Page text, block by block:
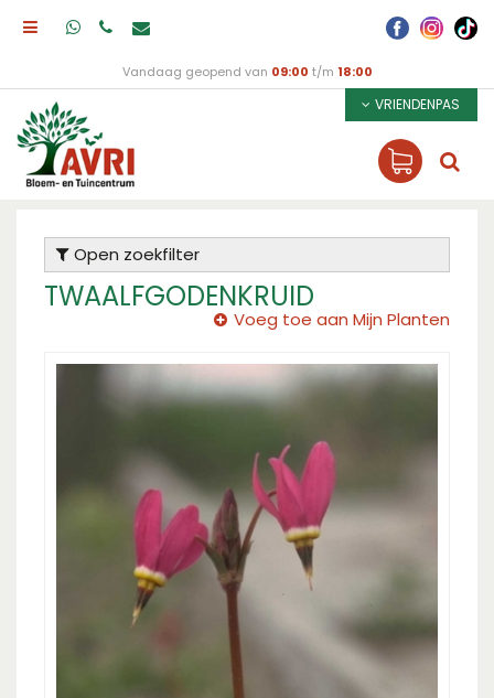
Vandaag geopend van 09:00 t/m 18:00
VRIENDENPAS
Open zoekfilter
TWAALFGODENKRUID
Voeg toe aan Mijn Planten